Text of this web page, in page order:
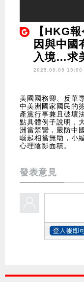
【HKG
因與中國
入境…求
2025.09.05 19:00
美國國務卿、反華
中美洲國家國民的
產黨行事兼且破壞
點具體例子說明，
洲當禁臠，嚴防中
崛起相當無助，小
心理陰影面積。
發表意見